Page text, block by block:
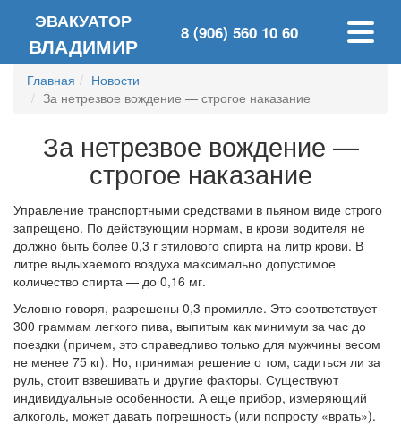
ЭВАКУАТОР
ВЛАДИМИР 8 (906) 560 10 60
Главная
Новости
За нетрезвое вождение — строгое наказание
За нетрезвое вождение —
строгое наказание
Управление транспортными средствами в пьяном виде строго
запрещено. По действующим нормам, в крови водителя не
должно быть более 0,3 г этилового спирта на литр крови. В
литре выдыхаемого воздуха максимально допустимое
количество спирта — до 0,16 мг.
Условно говоря, разрешены 0,3 промилле. Это соответствует
300 граммам легкого пива, выпитым как минимум за час до
поездки (причем, это справедливо только для мужчины весом
не менее 75 кг). Но, принимая решение о том, садиться ли за
руль, стоит взвешивать и другие факторы. Существуют
индивидуальные особенности. А еще прибор, измеряющий
алкоголь, может давать погрешность (или попросту «врать»).